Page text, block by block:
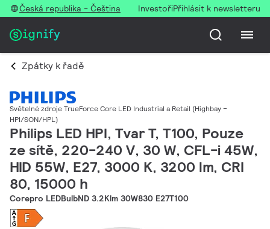
Česká republika - Čeština InvestořiPřihlásit k newsletteru
Zpátky k řadě
Světelné zdroje TrueForce Core LED Industrial a Retail (Highbay –
HPI/SON/HPL)
Philips LED HPI, Tvar T, T100, Pouze
ze sítě, 220-240 V, 30 W, CFL-i 45W,
HID 55W, E27, 3000 K, 3200 lm, CRI
80, 15000 h
Corepro LEDBulbND 3.2Klm 30W830 E27T100